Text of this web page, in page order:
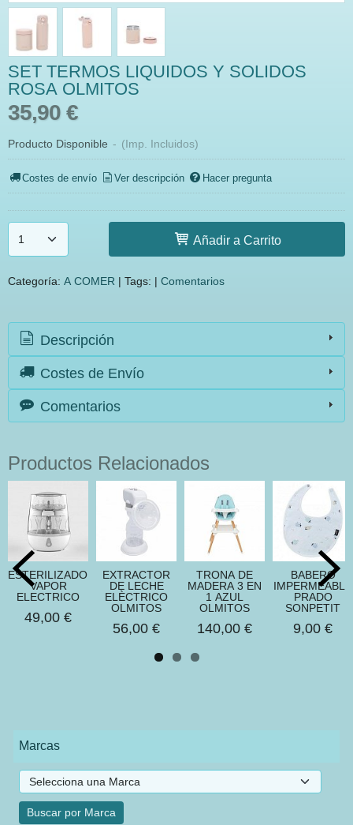
Marcas
SET TERMOS LIQUIDOS Y SOLIDOS
ROSA OLMITOS
35,90 €
Producto Disponible - (Imp. Incluidos)
Costes de envío Ver descripción Hacer pregunta
Añadir a Carrito
Categoría: A COMER | Tags: | Comentarios
Descripción
Costes de Envío
Comentarios
Productos Relacionados
ESTERILIZADOR
VAPOR
ELECTRICO
49,00 €
EXTRACTOR
DE LECHE
ELÈCTRICO
OLMITOS
56,00 €
TRONA DE
MADERA 3 EN
1 AZUL
OLMITOS
140,00 €
BABERO
IMPERMEABLE
PRADO
SONPETIT
9,00 €